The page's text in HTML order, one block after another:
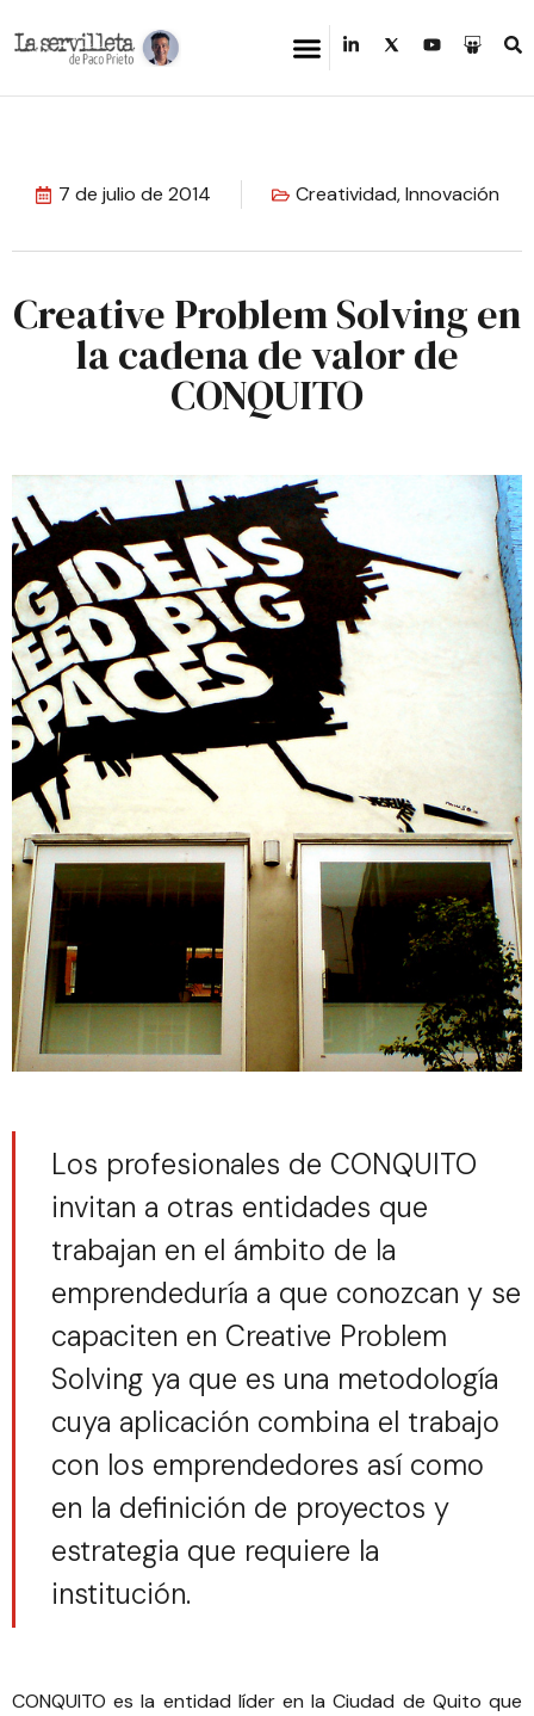
7 de julio de 2014 Creatividad,Innovación
Creative Problem Solving en
la cadena de valor de
CONQUITO
Los profesionales de CONQUITO
invitan a otras entidades que
trabajan en el ámbito de la
emprendeduría a que conozcan y se
capaciten en Creative Problem
Solving ya que es una metodología
cuya aplicación combina el trabajo
con los emprendedores así como
en la definición de proyectos y
estrategia que requiere la
institución.
CONQUITO es la entidad líder en la Ciudad de Quito que